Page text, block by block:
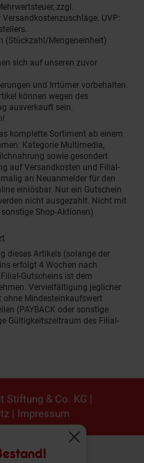
Fenster
zzgl.
UVP:
(Stückzahl/Mengeneinheit)
sich auf unseren zuvor
und Irrtümer vorbehalten.
können wegen des
ausverkauft sein.
komplette Sortiment ab einem
Kategorie Multimedia,
sowie gesondert
auf Versandkosten und Filial-
an Neuanmelder für den
einlösbar. Nur ein Gutschein
nicht ausgezahlt. Nicht mit
Shop-Aktionen)
dieses Artikels (solange der
erfolgt 4 Wochen nach
Gutscheins ist dem
Vervielfältigung jeglicher
ohne Mindesteinkaufswert
(PAYBACK oder sonstige
Gültigkeitszeitraum des Filial-
& Co. KG |
| Impressum